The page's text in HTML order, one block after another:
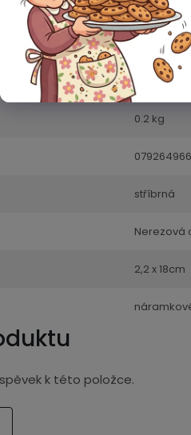
Řemínky
2 roky
0.2 kg
stříbrná
Nerezová
2,2 x 18cm
k této položce.